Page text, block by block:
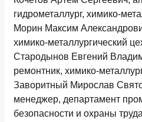
гидрометаллург, химико-
Морин Максим
химико-металлургический
Стародынов Евгений
ремонтник, химико-
Заворитный Мирослав
менеджер, департамент
безопасности и охраны труда